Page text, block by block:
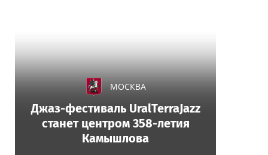
МОСКВА
Джаз-фестиваль UralTerraJazz
станет центром 358-летия
Камышлова